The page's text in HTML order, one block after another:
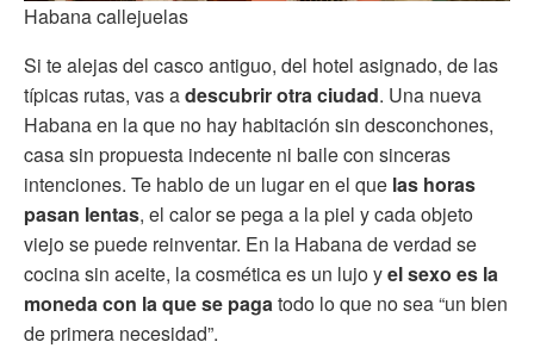
Habana callejuelas
Si te alejas del casco antiguo, del hotel asignado, de las
típicas rutas, vas adescubrir otra ciudad. Una nueva
Habana en la que no hay habitación sin desconchones,
casa sin propuesta indecente ni baile con sinceras
intenciones. Te hablo de un lugar en el que las horas
pasan lentas, el calor se pega a la piel y cada objeto
viejo se puede reinventar. En la Habana de verdad se
cocina sin aceite, la cosmética es un lujo yel sexo es la
moneda con la que se pagatodo lo que no sea “un bien
de primera necesidad”.